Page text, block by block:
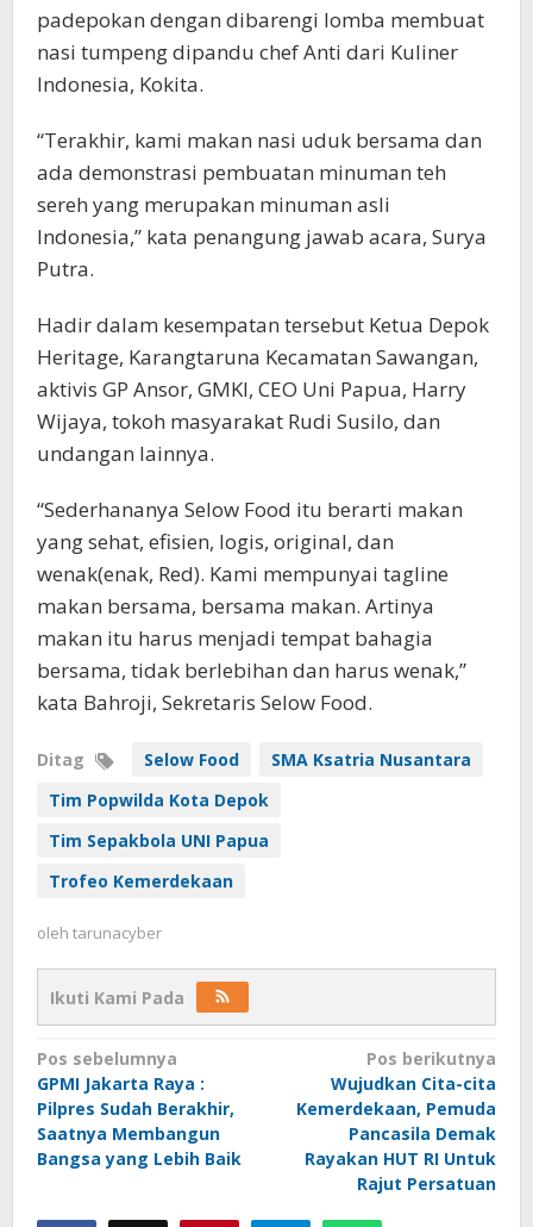
padepokan dengan dibarengi lomba membuat
nasi tumpeng dipandu chef Anti dari Kuliner
Indonesia, Kokita.
“Terakhir, kami makan nasi uduk bersama dan
ada demonstrasi pembuatan minuman teh
sereh yang merupakan minuman asli
Indonesia,” kata penangung jawab acara, Surya
Putra.
Hadir dalam kesempatan tersebut Ketua Depok
Heritage, Karangtaruna Kecamatan Sawangan,
aktivis GP Ansor, GMKI, CEO Uni Papua, Harry
Wijaya, tokoh masyarakat Rudi Susilo, dan
undangan lainnya.
“Sederhananya Selow Food itu berarti makan
yang sehat, efisien, logis, original, dan
wenak(enak, Red). Kami mempunyai tagline
makan bersama, bersama makan. Artinya
makan itu harus menjadi tempat bahagia
bersama, tidak berlebihan dan harus wenak,”
kata Bahroji, Sekretaris Selow Food.
Ditag Selow Food
SMA Ksatria Nusantara
Tim Popwilda Kota Depok
Tim Sepakbola UNI Papua
Trofeo Kemerdekaan
oleh tarunacyber
Ikuti Kami Pada
Navigasi
pos
Pos sebelumnya
GPMI Jakarta Raya :
Pilpres Sudah Berakhir,
Saatnya Membangun
Bangsa yang Lebih Baik
Pos berikutnya
Wujudkan Cita-cita
Kemerdekaan, Pemuda
Pancasila Demak
Rayakan HUT RI Untuk
Rajut Persatuan